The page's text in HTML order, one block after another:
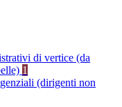
di vertice (da
1
(dirigenti non